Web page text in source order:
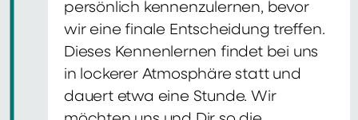
persönlich kennenzulernen, bevor
wir eine finale Entscheidung treffen.
Dieses Kennenlernen findet bei uns
in lockerer Atmosphäre statt und
dauert etwa eine Stunde. Wir